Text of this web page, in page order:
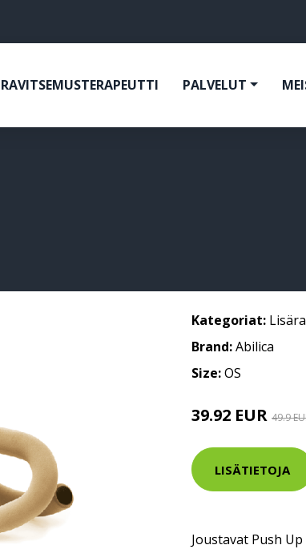
RAVITSEMUSTERAPEUTTI PALVELUT
Kategoriat:
Brand:Abilica
Size:OS
39.92 EUR 49.9
LISÄTIETOJA
Joustavat Push